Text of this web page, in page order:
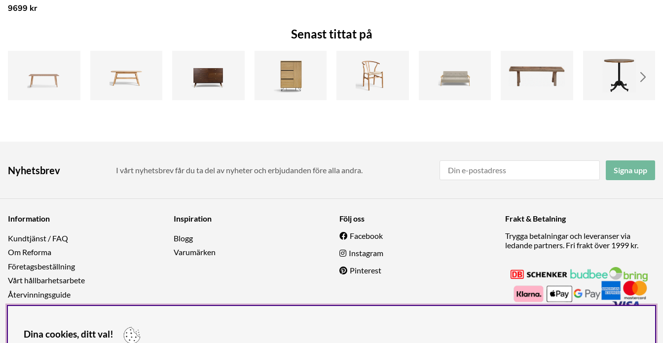
9699 kr
Senast tittat på
Nyhetsbrev I vårt nyhetsbrev får du ta del av nyheter och erbjudanden före alla andra. Signa upp
Information
Kundtjänst / FAQ
Om Reforma
Företagsbeställning
Vårt hållbarhetsarbete
Återvinningsguide
Integritetspolicy
Inspiration
Blogg
Varumärken
Följ oss
Facebook
Instagram
Pinterest
Frakt & Betalning
Trygga betalningar och leveranser via
ledande partners. Fri frakt över 1999 kr.
Dina cookies, ditt val!